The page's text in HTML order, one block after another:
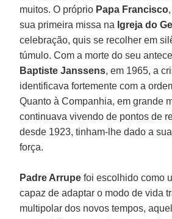
muitos. O próprio Papa Francisco
sua primeira missa na Igreja do
celebração, quis se recolher em
túmulo. Com a morte do seu
Baptiste Janssens, em 1965, a
identificava fortemente com a
Quanto à Companhia, em grande
continuava vivendo de pontos de
desde 1923, tinham-lhe dado a
força.
Padre Arrupe foi escolhido como
capaz de adaptar o modo de vida
multipolar dos novos tempos,